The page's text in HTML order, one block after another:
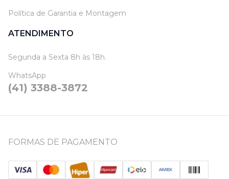
Política de Garantia e Montagem
ATENDIMENTO
Segunda a Sexta 8h às 18h.
WhatsApp
(41) 3388-3872
FORMAS DE PAGAMENTO